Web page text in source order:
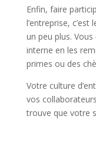
Enfin, faire
l’entreprise,
un peu plus.
interne en les
primes ou des
Votre culture
vos
trouve que votre